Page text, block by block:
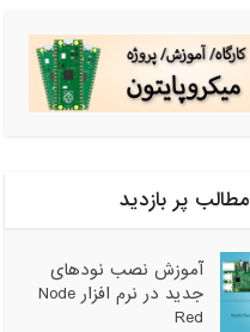
مطالب پر بازدید
آموزش نصب نودهای
جدید در نرم افزار Node
Red